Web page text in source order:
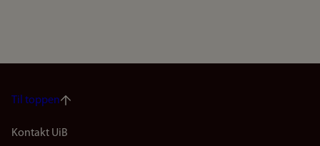
Til toppen
Footer
Kontakt UiB